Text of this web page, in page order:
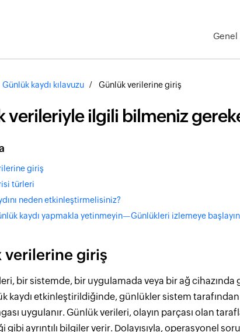
Genel
Günlük kaydı kılavuzu Günlük verilerine giriş
verileriyle ilgili bilmeniz
giriş
türleri
neden etkinleştirmelisiniz?
kaydı yapmakla yetinmeyin—Günlükleri izlemeye başlayın
verilerine giriş
bir sistemde, bir uygulamada veya bir ağ cihazında
kaydı etkinleştirildiğinde, günlükler sistem
uygulanır. Günlük verileri, olayın parçası olan
gibi ayrıntılı bilgiler verir. Dolayısıyla, operasyonel